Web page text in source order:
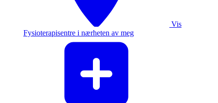
Vis
Fysioterapisentre i nærheten av meg